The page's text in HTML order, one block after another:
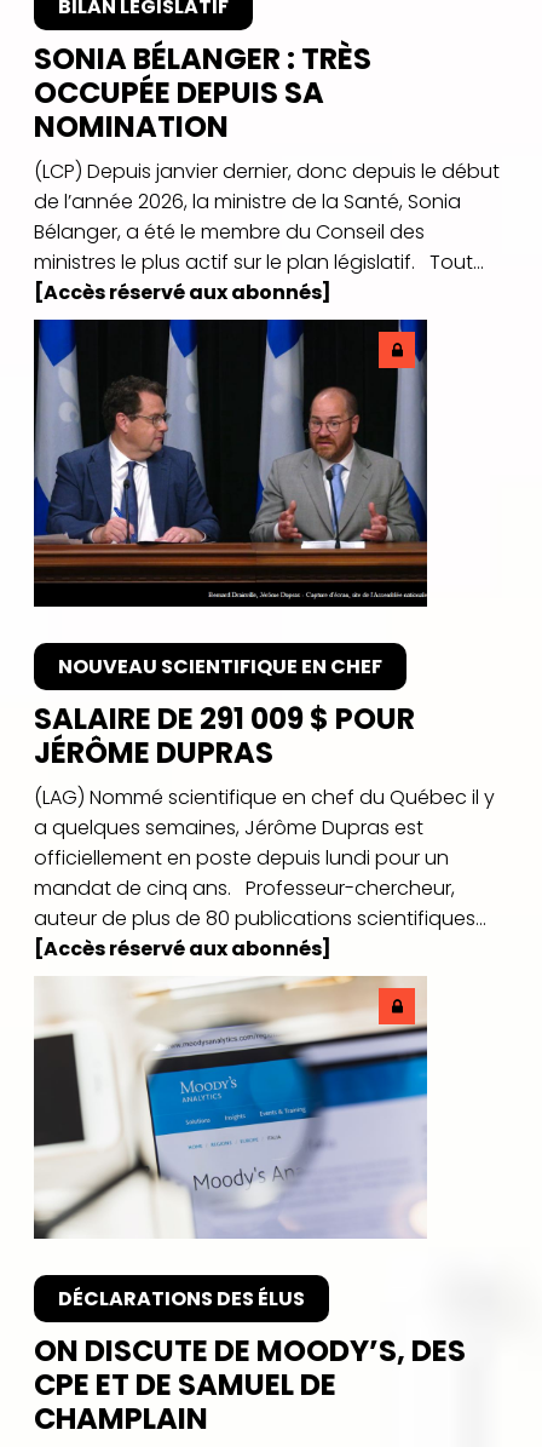
BILAN LÉGISLATIF
SONIA BÉLANGER : TRÈS
OCCUPÉE DEPUIS SA
NOMINATION
(LCP) Depuis janvier dernier, donc depuis le début
de l’année 2026, la ministre de la Santé, Sonia
Bélanger, a été le membre du Conseil des
ministres le plus actif sur le plan législatif. Tout...
[Accès réservé aux abonnés]
NOUVEAU SCIENTIFIQUE EN CHEF
SALAIRE DE 291 009 $ POUR
JÉRÔME DUPRAS
(LAG) Nommé scientifique en chef du Québec il y
a quelques semaines, Jérôme Dupras est
officiellement en poste depuis lundi pour un
mandat de cinq ans. Professeur-chercheur,
auteur de plus de 80 publications scientifiques...
[Accès réservé aux abonnés]
DÉCLARATIONS DES ÉLUS
ON DISCUTE DE MOODY’S, DES
CPE ET DE SAMUEL DE
CHAMPLAIN